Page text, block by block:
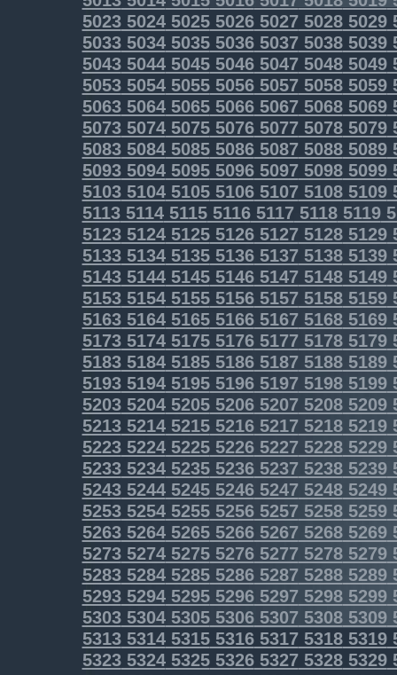
5023502450255026502750285029
5033503450355036503750385039
5043504450455046504750485049
5053505450555056505750585059
5063506450655066506750685069
5073507450755076507750785079
5083508450855086508750885089
5093509450955096509750985099
5103510451055106510751085109
5113511451155116511751185119
5123512451255126512751285129
5133513451355136513751385139
5143514451455146514751485149
5153515451555156515751585159
5163516451655166516751685169
5173517451755176517751785179
5183518451855186518751885189
51935194519551965197 51985199
52035204520552065207 52085209
5213521452155216521752185219
52235224522552265227 52285229
52335234523552365237 52385239
52435244524552465247 52485249
52535254525552565257 52585259
52635264526552665267 52685269
52735274527552765277 52785279
52835284528552865287 52885289
52935294529552965297 52985299
53035304530553065307 53085309
5313531453155316531753185319
5323532453255326532753285329